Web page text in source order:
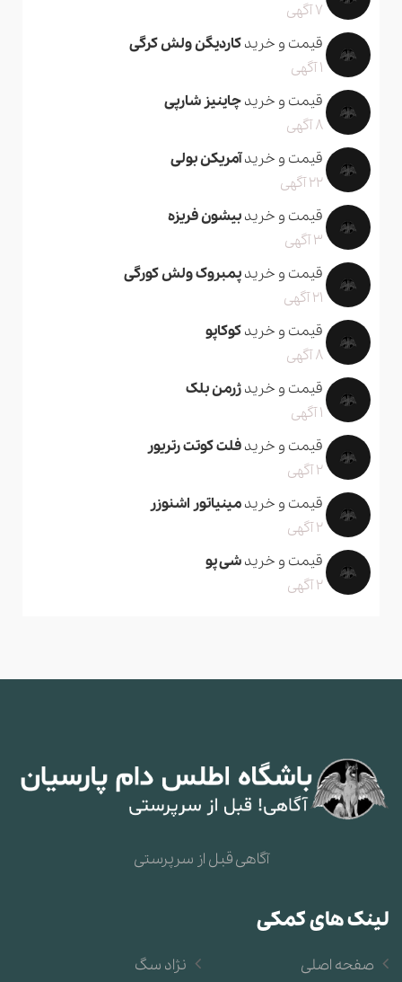
7 آگهی
قیمت و خریدکاردیگن ولش کرگی
1 آگهی
قیمت و خریدچاینیز شارپی
8 آگهی
قیمت و خریدآمریکن بولی
22 آگهی
قیمت و خریدبیشون فریزه
3 آگهی
قیمت و خریدپمبروک ولش کورگی
21 آگهی
قیمت و خریدکوکاپو
8 آگهی
قیمت و خریدژرمن بلک
1 آگهی
قیمت و خریدفلت کوتت رتریور
2 آگهی
قیمت و خریدمینیاتور اشنوزر
2 آگهی
قیمت و خریدشی پو
2 آگهی
آگاهی قبل از سرپرستی
لینک های کمکی
نژاد سگ
صفحه اصلی